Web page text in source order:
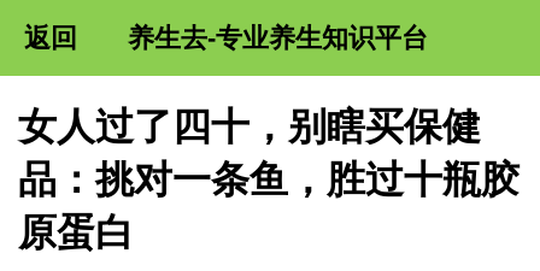
返回 养生去-专业养生知识平台
女人过了四十，别瞎买保健
品：挑对一条鱼，胜过十瓶胶
原蛋白